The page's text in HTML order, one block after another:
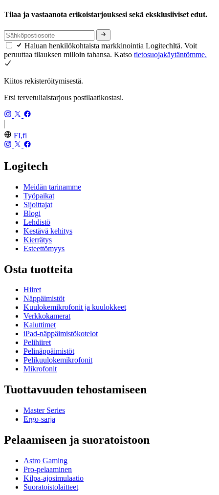
Tilaa ja vastaanota erikoistarjouksesi sekä eksklusiiviset edut.
Haluan henkilökohtaista markkinointia Logitechltä. Voit
peruuttaa tilauksen milloin tahansa. Katso tietosuojakäytäntömme.
Kiitos rekisteröitymisestä.
Etsi tervetuliaistarjous postilaatikostasi.
FI,fi
Logitech
Meidän tarinamme
Työpaikat
Sijoittajat
Blogi
Lehdistö
Kestävä kehitys
Kierrätys
Esteettömyys
Osta tuotteita
Hiiret
Näppäimistöt
Kuulokemikrofonit ja kuulokkeet
Verkkokamerat
Kaiuttimet
iPad-näppäimistökotelot
Pelihiiret
Pelinäppäimistöt
Pelikuulokemikrofonit
Mikrofonit
Tuottavuuden tehostamiseen
Master Series
Ergo-sarja
Pelaamiseen ja suoratoistoon
Astro Gaming
Pro-pelaaminen
Kilpa-ajosimulaatio
Suoratoistolaitteet